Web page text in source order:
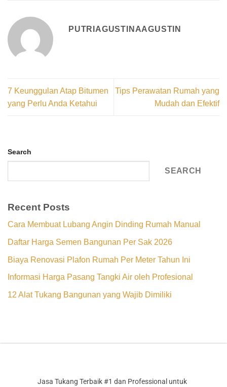
PUTRIAGUSTINAAGUSTIN
7 Keunggulan Atap Bitumen
yang Perlu Anda Ketahui
Tips Perawatan Rumah yang
Mudah dan Efektif
Search
SEARCH
Recent Posts
Cara Membuat Lubang Angin Dinding Rumah Manual
Daftar Harga Semen Bangunan Per Sak 2026
Biaya Renovasi Plafon Rumah Per Meter Tahun Ini
Informasi Harga Pasang Tangki Air oleh Profesional
12 Alat Tukang Bangunan yang Wajib Dimiliki
Jasa Tukang Terbaik #1 dan Professional untuk